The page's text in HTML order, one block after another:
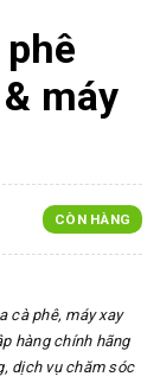
máy
CÒN HÀNG
cà phê, máy xay
hàng chính hãng
dịch vụ chăm sóc